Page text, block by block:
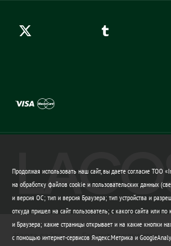
Карта сайта Гарантия качества
Продолжая использовать наш сайт, вы даете согласие ТОО
на обработку файлов cookie и пользовательских данных
и версия ОС; тип и версия Браузера; тип устройства и
откуда пришел на сайт пользователь; с какого сайта или
и Браузера; какие страницы открывает и на какие кнопки
с помощью интернет-сервисов Яндекс.Метрика и